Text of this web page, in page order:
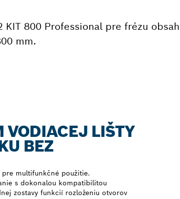
KIT 800 Professional pre frézu
mm.
VODIACEJ LIŠTY
BEZ
multifunkčné použitie.
s dokonalou kompatibilitou
zostavy funkcií rozloženiu otvorov